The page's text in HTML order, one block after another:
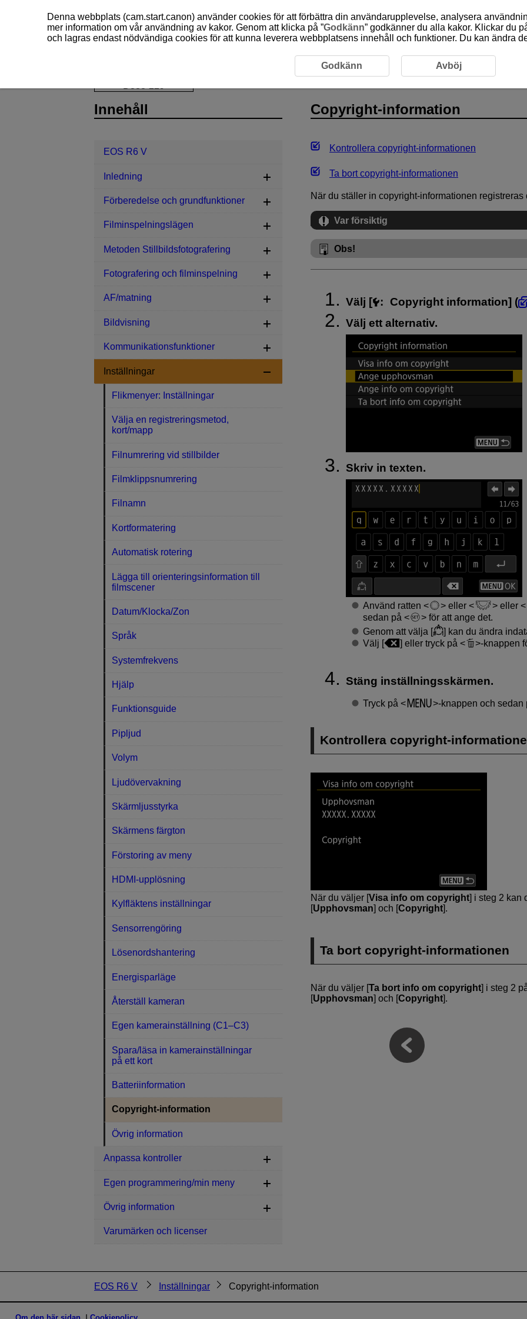
Copyright-information
Copyright-information
Kontrollera copyright-informationen
Ta bort copyright-informationen
När du ställer in copyright-informationen
Var försiktig
Obs!
Välj [ : Copyright information] (
Välj ett alternativ.
Skriv in texten.
Använd ratten eller
eller
sedan på
för att ange det.
Genom att välja [
] kan du ändra
Välj [
] eller tryck på -knappen
Stäng inställningsskärmen.
Tryck på -knappen och sedan
Kontrollera copyright-
När du väljer [Visa info om copyright] i steg 2 kan
[Upphovsman] och [Copyright].
Ta bort copyright-informationen
När du väljer [Ta bort info om copyright] i steg 2
[Upphovsman] och [Copyright].
Innehåll
EOS R6 V
Inledning
Förberedelse och grundfunktioner
Filminspelningslägen
Metoden Stillbildsfotografering
Fotografering och filminspelning
AF/matning
Bildvisning
Kommunikationsfunktioner
Inställningar
Flikmenyer: Inställningar
Välja en registreringsmetod,
kort/mapp
Filnumrering vid stillbilder
Filmklippsnumrering
Filnamn
Kortformatering
Automatisk rotering
Lägga till orienteringsinformation till
filmscener
Datum/Klocka/Zon
Språk
Systemfrekvens
Hjälp
Funktionsguide
Pipljud
Volym
Ljudövervakning
Skärmljusstyrka
Skärmens färgton
Förstoring av meny
HDMI-upplösning
Kylfläktens inställningar
Sensorrengöring
Lösenordshantering
Energisparläge
Återställ kameran
Egen kamerainställning (C1–C3)
Spara/läsa in kamerainställningar
på ett kort
Batteriinformation
Copyright-information
Övrig information
Anpassa kontroller
Egen programmering/min meny
Övrig information
Varumärken och licenser
EOS R6 V Inställningar Copyright-information
Om den här sidan Cookiepolicy
Denna webbplats (cam.start.canon) använder cookies för att förbättra din användarupplevelse, analysera
mer information om vår användning av kakor. Genom att klicka på ”Godkänn” godkänner du alla kakor. Klickar du
och lagras endast nödvändiga cookies för att kunna leverera webbplatsens innehåll och funktioner. Du kan ändra
Godkänn Avböj